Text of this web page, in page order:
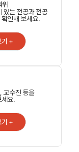
위
있는 전공과 전공
확인해 보세요.
기 +
교수진 등을
세요.
기 +